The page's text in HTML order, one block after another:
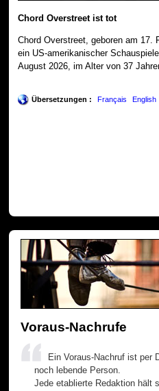
Chord Overstreet ist tot
Chord Overstreet, geboren am 17.
ein US-amerikanischer
August 2026, im Alter von 37
Übersetzungen : Français English
Voraus-Nachrufe
Ein Voraus-Nachruf ist per
noch lebende Person.
Jede etablierte Redaktion hält